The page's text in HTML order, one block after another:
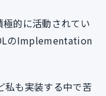
的に活動されてい
のImplementation
私も実装する中で苦